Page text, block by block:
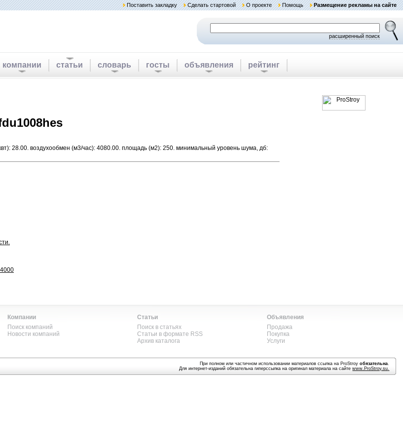
Поставить закладку Сделать стартовой О проекте Помощь Размещение рекламы на сайте
расширенный поиск
компании статьи словарь госты объявления рейтинг
28.00. воздухообмен (м3/час): 4080.00. площадь (м2): 250. минимальный уровень шума, дб:
Компании
Поиск компаний
Новости компаний
Статьи
Поиск в статьях
Статьи в формате RSS
Архив каталога
Объявления
Продажа
Покупка
Услуги
При полном или частичном использовании материалов ссылка на ProStroyобязательна.
Для интернет-изданий обязательна гиперссылка на оригинал материала на сайтеwww.ProStroy.su.